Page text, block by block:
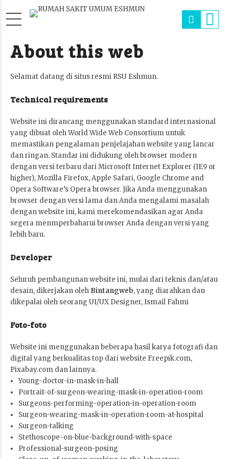
About this web
Selamat datang di situs resmi RSU Eshmun.
Technical requirements
Website ini dirancang menggunakan standard internasional
yang dibuat oleh World Wide Web Consortium untuk
memastikan pengalaman penjelajahan website yang lancar
dan ringan. Standar ini didukung oleh browser modern
dengan versi terbaru dari Microsoft Internet Explorer (IE9 or
higher), Mozilla Firefox, Apple Safari, Google Chrome and
Opera Software’s Opera browser. Jika Anda menggunakan
browser dengan versi lama dan Anda mengalami masalah
dengan website ini, kami merekomendasikan agar Anda
segera menmperbaharui browser Anda dengan versi yang
lebih baru.
Developer
Seluruh pembangunan website ini, mulai dari teknis dan/atau
desain, dikerjakan oleh Bintangweb, yang diarahkan dan
dikepalai oleh seorang UI/UX Designer,Ismail Fahmi
Foto-foto
Website ini menggunakan beberapa hasil karya fotografi dan
digital yang berkualitas top dari website Freepik.com,
Pixabay.com dan lainnya.
Young-doctor-in-mask-in-hall
Portrait-of-surgeon-wearing-mask-in-operation-room
Surgeons-performing-operation-in-operation-room
Surgeon-wearing-mask-in-operation-room-at-hospital
Surgeon-talking
Stethoscope-on-blue-background-with-space
Professional-surgeon-posing